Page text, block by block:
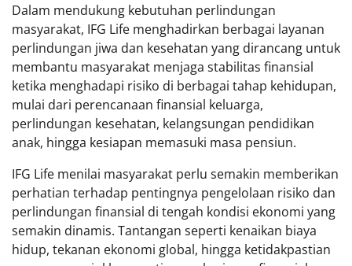
Dalam mendukung kebutuhan perlindungan
masyarakat, IFG Life menghadirkan berbagai layanan
perlindungan jiwa dan kesehatan yang dirancang untuk
membantu masyarakat menjaga stabilitas finansial
ketika menghadapi risiko di berbagai tahap kehidupan,
mulai dari perencanaan finansial keluarga,
perlindungan kesehatan, kelangsungan pendidikan
anak, hingga kesiapan memasuki masa pensiun.
IFG Life menilai masyarakat perlu semakin memberikan
perhatian terhadap pentingnya pengelolaan risiko dan
perlindungan finansial di tengah kondisi ekonomi yang
semakin dinamis. Tantangan seperti kenaikan biaya
hidup, tekanan ekonomi global, hingga ketidakpastian